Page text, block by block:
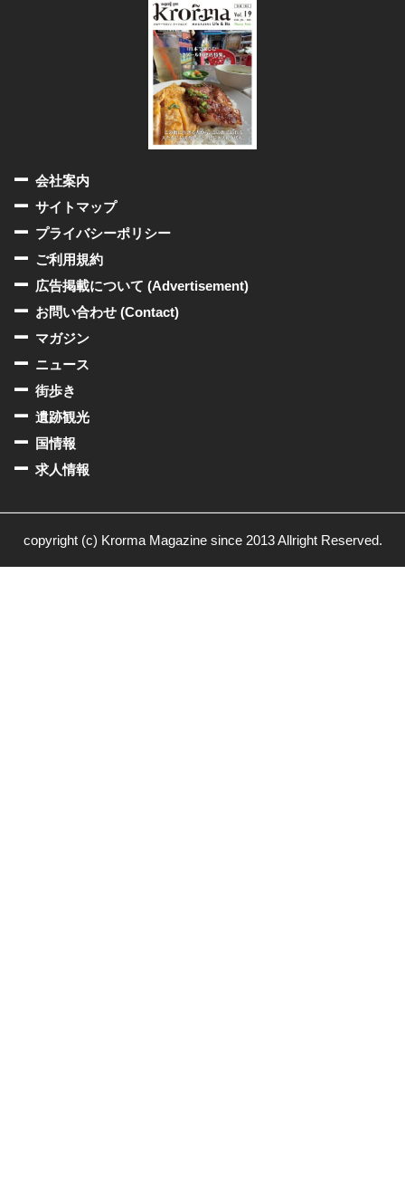
会社案内
サイトマップ
プライバシーポリシー
ご利用規約
広告掲載について (Advertisement)
お問い合わせ (Contact)
マガジン
ニュース
街歩き
遺跡観光
国情報
求人情報
copyright (c) Krorma Magazine since 2013 Allright Reserved.